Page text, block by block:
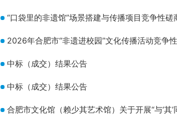
“口袋里的非遗馆”场景搭建与传播项目竞争性磋
2026年合肥市“非遗进校园”文化传播活动竞争
中标（成交）结果公告
中标（成交）结果公告
合肥市文化馆（赖少其艺术馆）关于开展“与‘其